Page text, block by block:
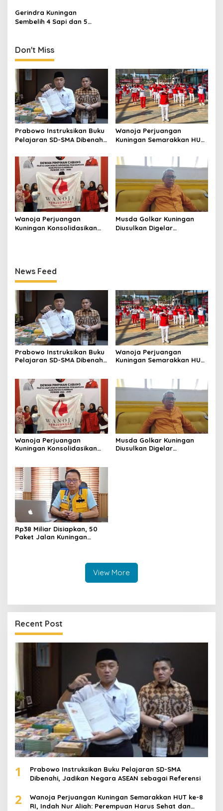
Lingkungan Berkelanjutan
Gerindra Kuningan
Sembelih 4 Sapi dan 5
Warga
Don't Miss
Prabowo Instruksikan Buku
Pelajaran SD-SMA Dibenahi,
sebagai Referensi
Wanoja Perjuangan
Kuningan Semarakkan HUT
Perempuan Harus Sehat
dan Berdaya
Wanoja Perjuangan
Kuningan Konsolidasikan
Musda Golkar Kuningan
Diusulkan Digelar
News Feed
Prabowo Instruksikan Buku
Pelajaran SD-SMA Dibenahi,
Wanoja Perjuangan
Kuningan Semarakkan HUT
dan Berdaya
Wanoja Perjuangan
Kuningan Konsolidasikan
Muda
Musda Golkar Kuningan
Diusulkan Digelar
Rp38 Miliar Disiapkan, 50
Paket Jalan Kuningan
View More
Recent Post
1
Prabowo Instruksikan Buku Pelajaran SD-SMA
Dibenahi, Jadikan Negara ASEAN sebagai Referensi
2
Wanoja Perjuangan Kuningan Semarakkan HUT ke-8
RI, Indah Nur Aliah: Perempuan Harus Sehat dan